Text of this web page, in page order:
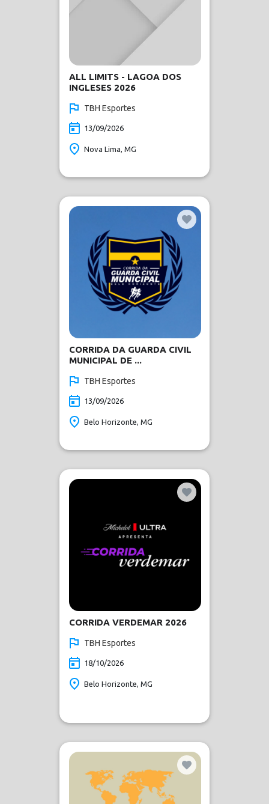
ALL LIMITS - LAGOA DOS
INGLESES 2026
TBH Esportes
13/09/2026
Nova Lima, MG
CORRIDA DA GUARDA CIVIL
MUNICIPAL DE ...
TBH Esportes
13/09/2026
Belo Horizonte, MG
CORRIDA VERDEMAR 2026
TBH Esportes
18/10/2026
Belo Horizonte, MG